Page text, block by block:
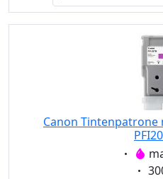
Canon Tintenpatrone